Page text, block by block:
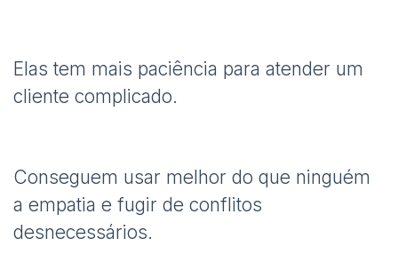
Elas tem mais paciência para atender um
cliente complicado.
Conseguem usar melhor do que ninguém
a empatia e fugir de conflitos
desnecessários.